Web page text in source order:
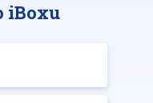
iBoxu